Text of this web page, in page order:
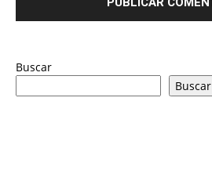
Buscar
Buscar